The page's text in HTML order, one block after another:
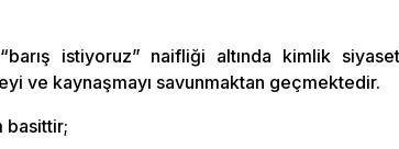
istiyoruz” naifliği altında kimlik
ve kaynaşmayı savunmaktan geçmektedir.
basittir;